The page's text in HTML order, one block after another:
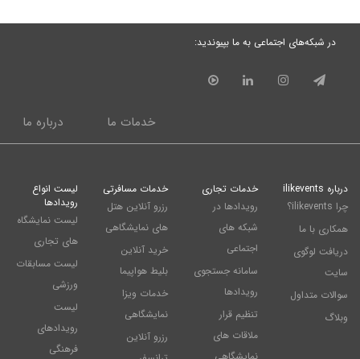
در شبکه‌های اجتماعی به ما بپیوندید:
درباره ما خدمات ما
درباره ilikevents
چرا ilikevents؟
همکاری با ما
دریافت لوگوی
سایت
سوالات متداول
وبلاگ
خدمات تجاری
رویدادها در
شبکه های
اجتماعی
سامانه جستجوی
رویدادها
تنظیم قرار
ملاقات های
خدمات مسافرتی
رزرو آنلاین هتل
های نمایشگاهی
خرید آنلاین
بلیط هواپیما
خدمات ویزا
نمایشگاهی
رزرو آنلاین
لیست انواع
رویدادها
لیست نمایشگاه
های تجاری
لیست مسابقات
ورزشی
لیست
رویدادهای
فرهنگی